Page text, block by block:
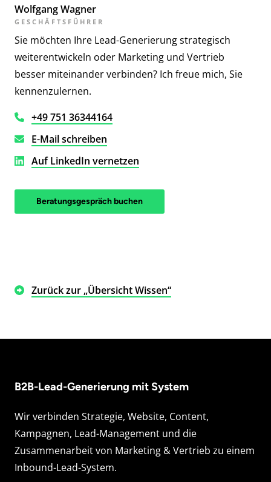
Wolfgang Wagner
GESCHÄFTSFÜHRER
Sie möchten Ihre Lead-Generierung strategisch
weiterentwickeln oder Marketing und Vertrieb
besser miteinander verbinden? Ich freue mich, Sie
kennenzulernen.
+49 751 36344164
E-Mail schreiben
Auf LinkedIn vernetzen
Beratungsgespräch buchen
Zurück zur „Übersicht Wissen“
B2B-Lead-Generierung mit System
Wir verbinden Strategie, Website, Content,
Kampagnen, Lead-Management und die
Zusammenarbeit von Marketing & Vertrieb zu einem
Inbound-Lead-System.